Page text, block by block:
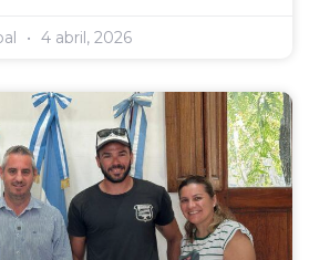
4 abril, 2026